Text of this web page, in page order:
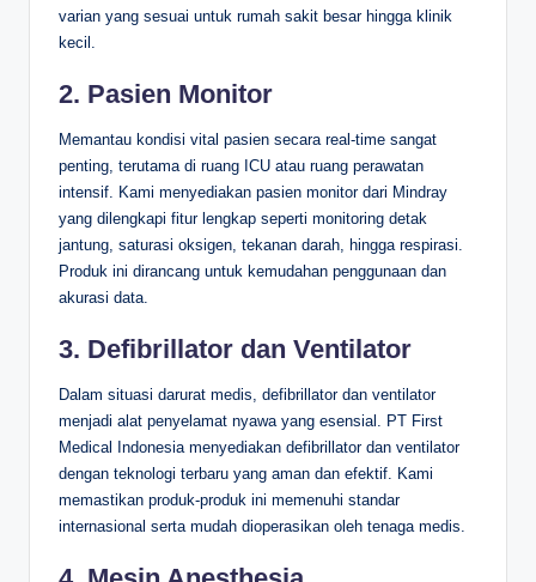
varian yang sesuai untuk rumah sakit besar hingga klinik
kecil.
2. Pasien Monitor
Memantau kondisi vital pasien secara real-time sangat
penting, terutama di ruang ICU atau ruang perawatan
intensif. Kami menyediakan pasien monitor dari Mindray
yang dilengkapi fitur lengkap seperti monitoring detak
jantung, saturasi oksigen, tekanan darah, hingga respirasi.
Produk ini dirancang untuk kemudahan penggunaan dan
akurasi data.
3. Defibrillator dan Ventilator
Dalam situasi darurat medis, defibrillator dan ventilator
menjadi alat penyelamat nyawa yang esensial. PT First
Medical Indonesia menyediakan defibrillator dan ventilator
dengan teknologi terbaru yang aman dan efektif. Kami
memastikan produk-produk ini memenuhi standar
internasional serta mudah dioperasikan oleh tenaga medis.